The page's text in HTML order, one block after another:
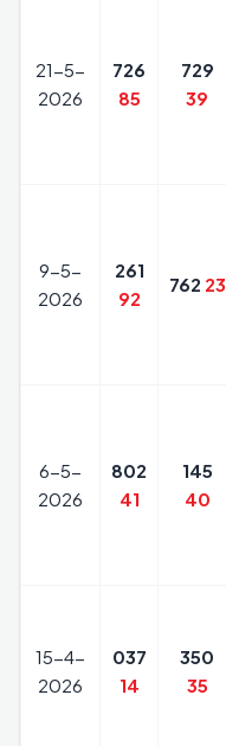
21-5-
2026
726
85
729
39
9-5-
2026
261
92
762 23
6-5-
2026
802
41
145
40
15-4-
2026
037
14
350
35